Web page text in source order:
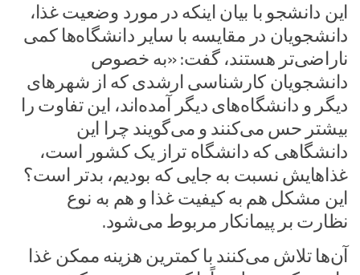
این دانشجو با بیان اینکه در مورد وضعیت غذا،
دانشجویان در مقایسه با سایر دانشگاه‌ها کمی
ناراضی‌تر هستند، گفت: «به خصوص
دانشجویان کارشناسی ارشدی که از شهرهای
دیگر و دانشگاه‌های دیگر آمده‌اند، این تفاوت را
بیشتر حس می‌کنند و می‌گویند چرا این
دانشگاهی که دانشگاه تراز یک کشور است،
غذاهایش نسبت به جایی که بودیم، بدتر است؟
این مشکل هم به کیفیت غذا و هم به نوع
نظارت بر پیمانکار مربوط می‌شود.
آن‌ها تلاش می‌کنند با کمترین هزینه ممکن غذا